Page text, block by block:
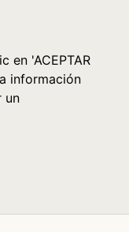
en 'ACEPTAR
información
un